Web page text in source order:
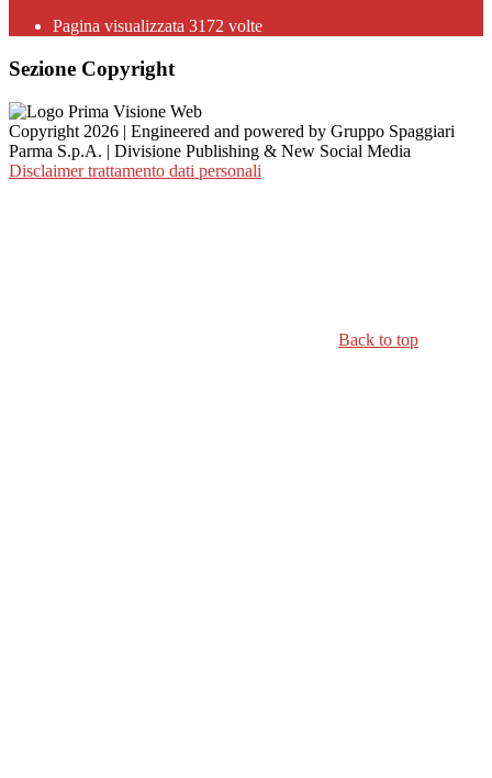
Pagina visualizzata 3172 volte
Sezione Copyright
Copyright 2026 | Engineered and powered by Gruppo Spaggiari
Parma S.p.A. | Divisione Publishing & New Social Media
Disclaimer trattamento dati personali
Back to top